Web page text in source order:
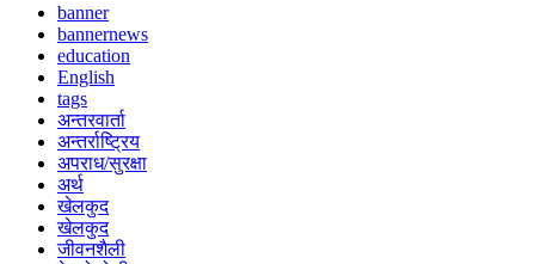
banner
bannernews
education
English
tags
अन्तरवार्ता
अन्तर्राष्ट्रिय
अपराध/सुरक्षा
अर्थ
खेलकुद
खेलकुद
जीवनशैली